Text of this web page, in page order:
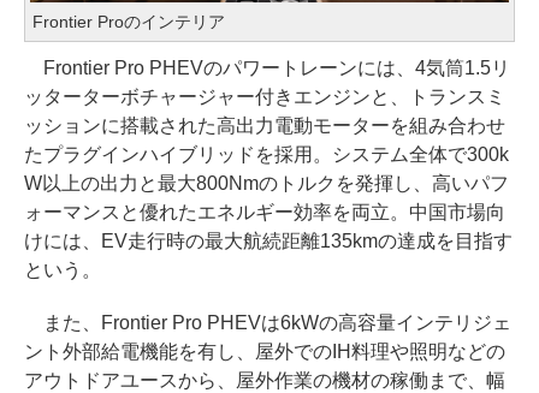
Frontier Proのインテリア
Frontier Pro PHEVのパワートレーンには、4気筒1.5リ
ッターターボチャージャー付きエンジンと、トランスミ
ッションに搭載された高出力電動モーターを組み合わせ
たプラグインハイブリッドを採用。システム全体で300k
W以上の出力と最大800Nmのトルクを発揮し、高いパフ
ォーマンスと優れたエネルギー効率を両立。中国市場向
けには、EV走行時の最大航続距離135kmの達成を目指す
という。
また、Frontier Pro PHEVは6kWの高容量インテリジェ
ント外部給電機能を有し、屋外でのIH料理や照明などの
アウトドアユースから、屋外作業の機材の稼働まで、幅